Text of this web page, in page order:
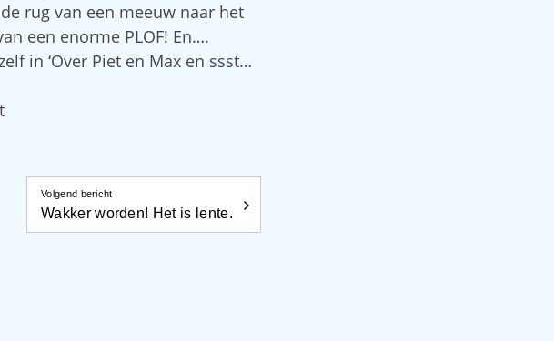
rug van een meeuw naar het
een enorme PLOF! En….
in ‘Over Piet en Max en ssst…
Volgend bericht
Wakker worden! Het is lente.